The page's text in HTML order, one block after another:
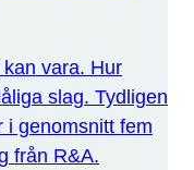
vara. Hur
slag. Tydligen
i genomsnitt fem
från R&A.